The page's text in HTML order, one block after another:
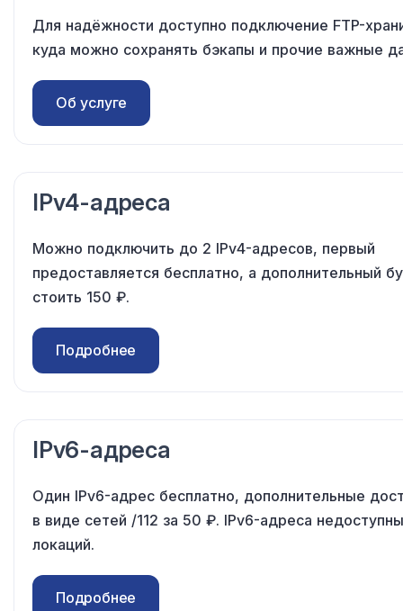
Для надёжности доступно подключение FTP-
куда можно сохранять бэкапы и прочие важные
Об услуге
IPv4-адреса
Можно подключить до 2 IPv4-адресов, первый
предоставляется бесплатно, а дополнительный
стоить 150 ₽.
Подробнее
IPv6-адреса
Один IPv6-адрес бесплатно, дополнительные
в виде сетей /112 за 50 ₽. IPv6-адреса
локаций.
Подробнее